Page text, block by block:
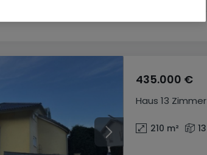
Haus 13 Zimmer
435.000 €
210 m² 13